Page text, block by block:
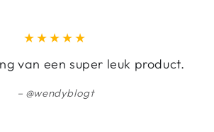
van een super leuk product.
@wendyblogt